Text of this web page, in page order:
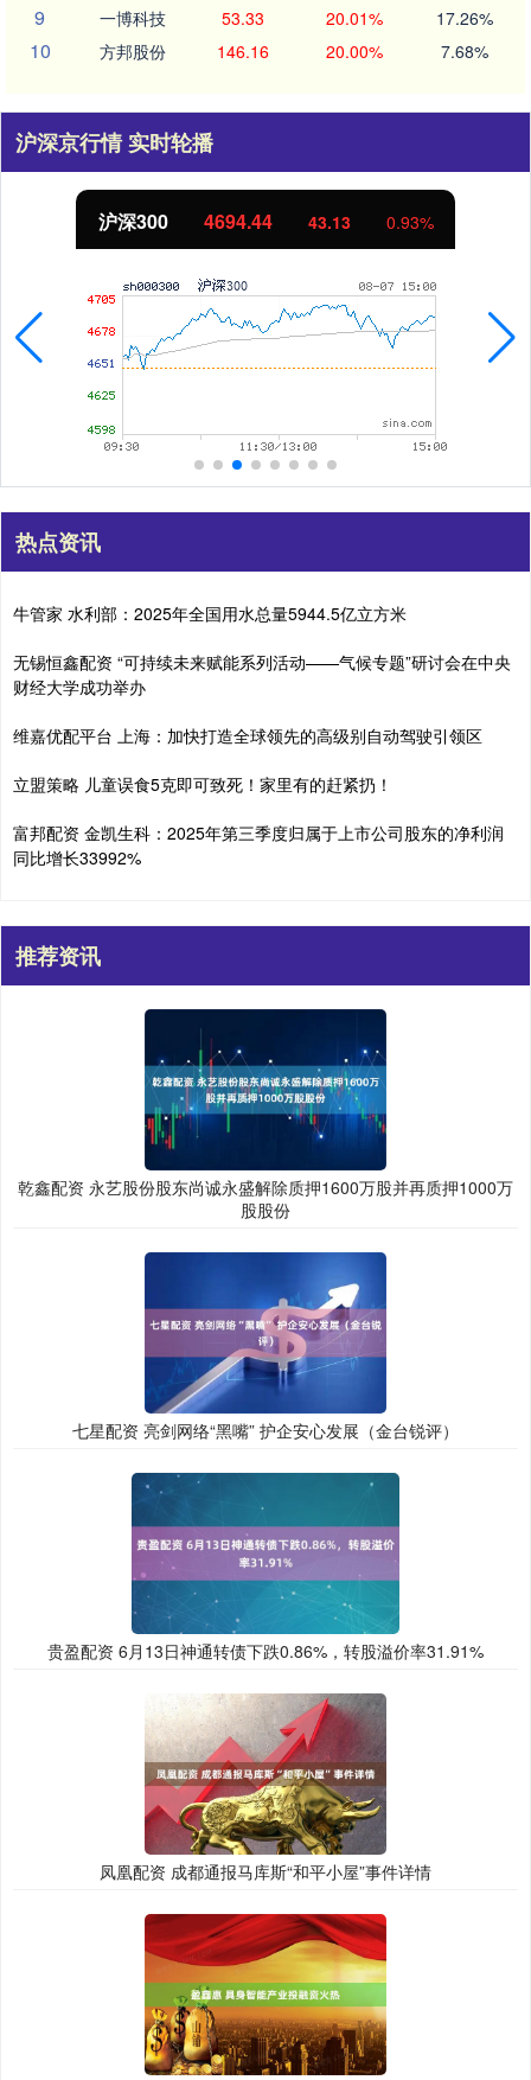
9 一博科技 53.33 20.01% 17.26%
10 方邦股份 146.16 20.00% 7.68%
沪深京行情 实时轮播
沪深300 4694.44 43.13 0.93%
热点资讯
牛管家 水利部：2025年全国用水总量5944.5亿立方米
无锡恒鑫配资 “可持续未来赋能系列活动——气候专题”研讨会在中央
财经大学成功举办
维嘉优配平台 上海：加快打造全球领先的高级别自动驾驶引领区
立盟策略 儿童误食5克即可致死！家里有的赶紧扔！
富邦配资 金凯生科：2025年第三季度归属于上市公司股东的净利润
同比增长33992%
推荐资讯
乾鑫配资 永艺股份股东尚诚永盛解除质押1600万股并再质押1000万
股股份
七星配资 亮剑网络“黑嘴” 护企安心发展（金台锐评）
贵盈配资 6月13日神通转债下跌0.86%，转股溢价率31.91%
凤凰配资 成都通报马库斯“和平小屋”事件详情